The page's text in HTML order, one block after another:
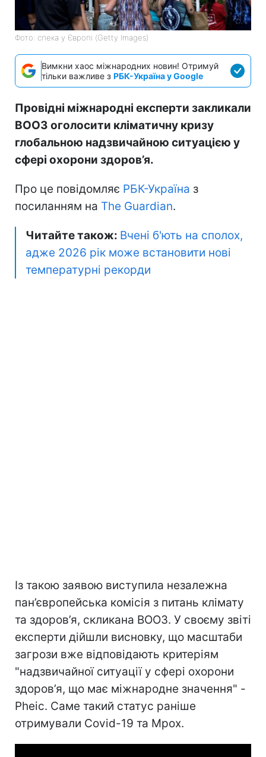
Фото: спека у Європі (Getty Images)
Вимкни хаос міжнародних новин! Отримуй
тільки важливе з РБК-Україна у Google
Провідні міжнародні експерти закликали
ВООЗ оголосити кліматичну кризу
глобальною надзвичайною ситуацією у
сфері охорони здоров’я.
Про це повідомляє РБК-Україна з
посиланням на The Guardian.
Читайте також: Вчені б'ють на сполох,
адже 2026 рік може встановити нові
температурні рекорди
Із такою заявою виступила незалежна
пан’європейська комісія з питань клімату
та здоров’я, скликана ВООЗ. У своєму звіті
експерти дійшли висновку, що масштаби
загрози вже відповідають критеріям
"надзвичайної ситуації у сфері охорони
здоров’я, що має міжнародне значення" -
Pheic. Саме такий статус раніше
отримували Covid-19 та Mpox.